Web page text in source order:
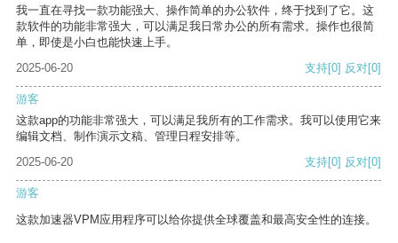
我一直在寻找一款功能强大、操作简单的办公软件，终于找到了它。这
款软件的功能非常强大，可以满足我日常办公的所有需求。操作也很简
单，即使是小白也能快速上手。
2025-06-20
支持[0] 反对[0]
游客
这款app的功能非常强大，可以满足我所有的工作需求。我可以使用它来
编辑文档、制作演示文稿、管理日程安排等。
2025-06-20
支持[0] 反对[0]
游客
这款加速器VPM应用程序可以给你提供全球覆盖和最高安全性的连接。